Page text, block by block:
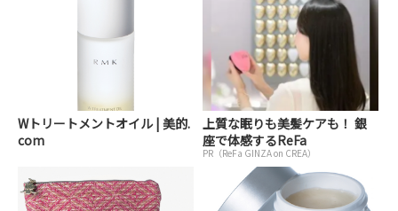
Wトリートメントオイル | 美的.
com
上質な眠りも美髪ケアも！ 銀
座で体感するReFa
PR（ReFa GINZA on CREA）